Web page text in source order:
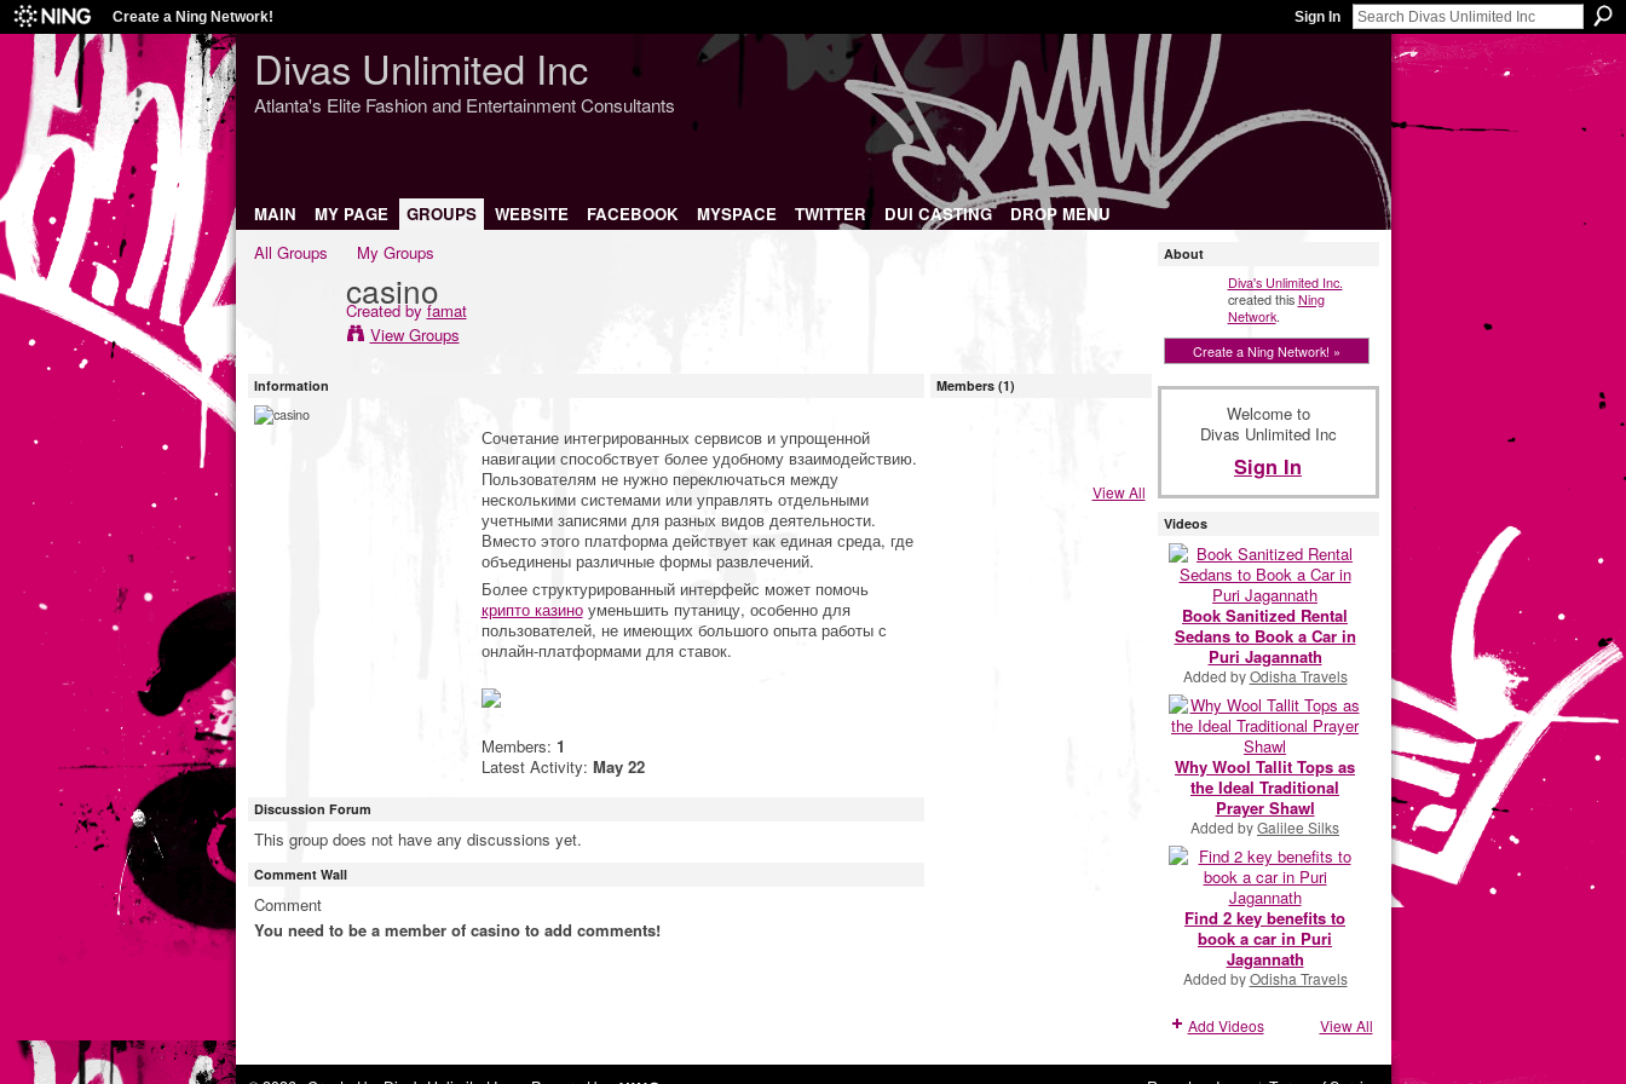
Create a Ning Network! Sign In
Divas Unlimited Inc
Atlanta's Elite Fashion and Entertainment Consultants
MAIN MY PAGE GROUPS WEBSITE FACEBOOK MYSPACE TWITTER DUI CASTING
DROP MENU
All Groups
My Groups
casino
Created byfamat
View Groups
Information
Сочетание интегрированных сервисов и упрощенной
навигации способствует более удобному взаимодействию.
Пользователям не нужно переключаться между
несколькими системами или управлять отдельными
учетными записями для разных видов деятельности.
Вместо этого платформа действует как единая среда, где
объединены различные формы развлечений.
Более структурированный интерфейс может помочь
крипто казиноуменьшить путаницу, особенно для
пользователей, не имеющих большого опыта работы с
онлайн-платформами для ставок.
Members: 1
Latest Activity: May 22
Discussion Forum
This group does not have any discussions yet.
Comment Wall
Comment
You need to be a member of casino to add comments!
Members (1)
View All
About
Diva's Unlimited Inc.
created thisNing
Network.
Create a Ning Network! »
Welcome to
Divas Unlimited Inc
Sign In
Videos
Book Sanitized Rental
Sedans to Book a Car in
Puri Jagannath
Added byOdisha Travels
Why Wool Tallit Tops as
the Ideal Traditional
Prayer Shawl
Added byGalilee Silks
Find 2 key benefits to
book a car in Puri
Jagannath
Added byOdisha Travels
Add Videos View All